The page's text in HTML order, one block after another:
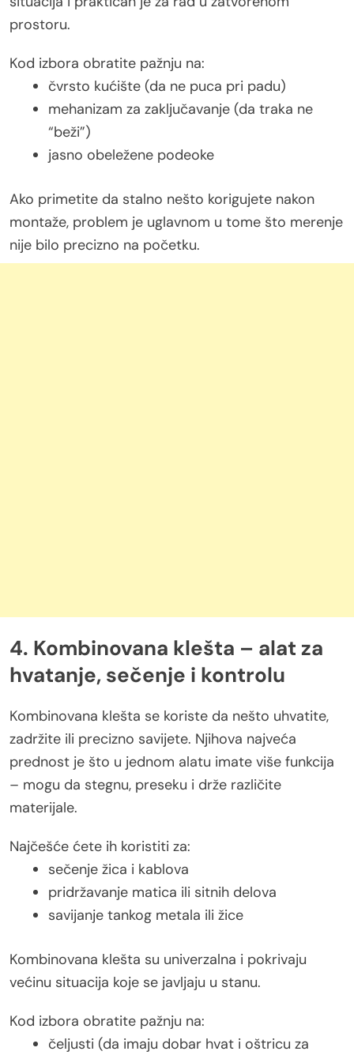
prostoru.
Kod izbora obratite pažnju na:
čvrsto kućište (da ne puca pri padu)
mehanizam za zaključavanje (da traka ne
“beži”)
jasno obeležene podeoke
Ako primetite da stalno nešto korigujete nakon
montaže, problem je uglavnom u tome što merenje
nije bilo precizno na početku.
4. Kombinovana klešta – alat za
hvatanje, sečenje i kontrolu
Kombinovana klešta se koriste da nešto uhvatite,
zadržite ili precizno savijete. Njihova najveća
prednost je što u jednom alatu imate više funkcija
– mogu da stegnu, preseku i drže različite
materijale.
Najčešće ćete ih koristiti za:
sečenje žica i kablova
pridržavanje matica ili sitnih delova
savijanje tankog metala ili žice
Kombinovana klešta su univerzalna i pokrivaju
većinu situacija koje se javljaju u stanu.
Kod izbora obratite pažnju na:
čeljusti (da imaju dobar hvat i oštricu za